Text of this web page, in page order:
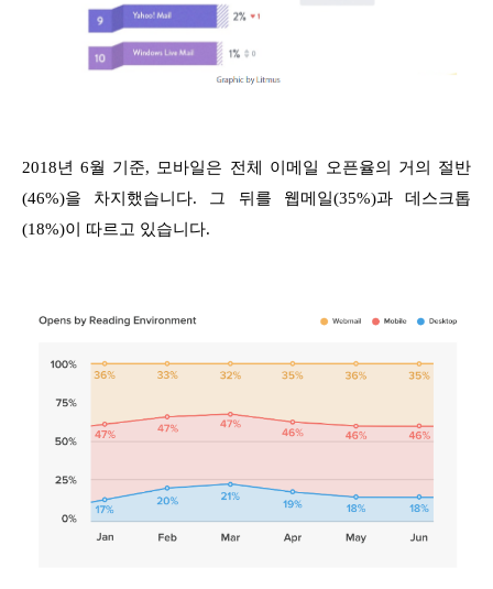
2018년 6월 기준, 모바일은 전체 이메일 오픈율의 거의 절반
(46%)을 차지했습니다. 그 뒤를 웹메일(35%)과 데스크톱
(18%)이 따르고 있습니다.